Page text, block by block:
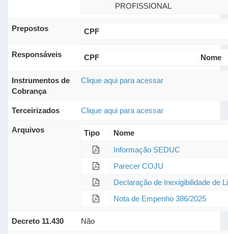
PROFISSIONAL
Prepostos CPF
Responsáveis CPF Nome
Instrumentos de
Cobrança
Clique aqui para acessar
Terceirizados Clique aqui para acessar
Arquivos Tipo
Nome
Informação SEDUC
Parecer COJU
Declaração de Inexigibilidade de
Nota de Empenho 386/2025
Decreto 11.430 Não